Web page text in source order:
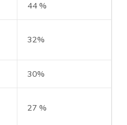
44 %
32%
30%
27 %